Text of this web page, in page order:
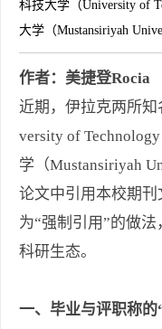
科技大学（University of
大学（Mustansiriyah
作者：美捷登Rocia
近期，伊拉克两所
versity of
学（Mustansiriyah
论文中引用本校期
为“强制引用”的做
科研生态。
一、毕业与评职称的